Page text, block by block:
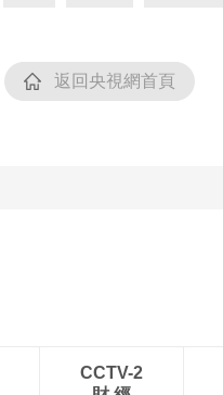
返回央視網首頁
CCTV-2